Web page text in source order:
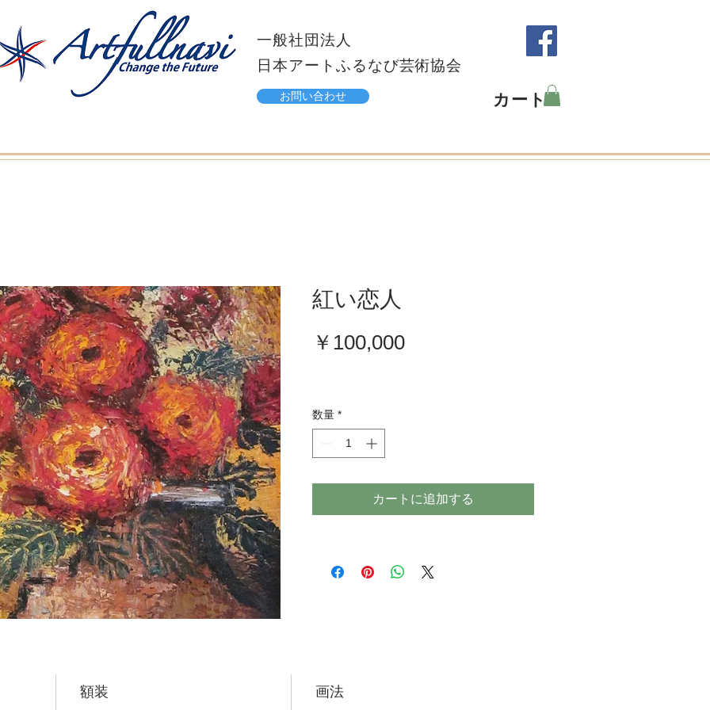
一般社団法人
日本アートふるなび芸術協会
お問い合わせ カート
紅い恋人
￥100,000価
数量 *
カートに追加する
額装 画法